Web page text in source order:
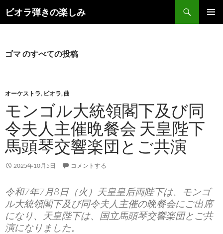
ン
ツ
プ
ビオラ弾きの楽しみ
索
ゴマ のすべての投稿
オーケストラ, ビオラ,曲
モンゴル大統領閣下及び同
令夫人主催晩餐会 天皇陛下
馬頭琴交響楽団とご共演
2025年10月5日 コメントする
令和7年7月8日（火）天皇皇后両陛下は、モンゴ
ル大統領閣下及び同令夫人主催の晩餐会にご出席
になり、天皇陛下は、国立馬頭琴交響楽団とご共
演になりました。